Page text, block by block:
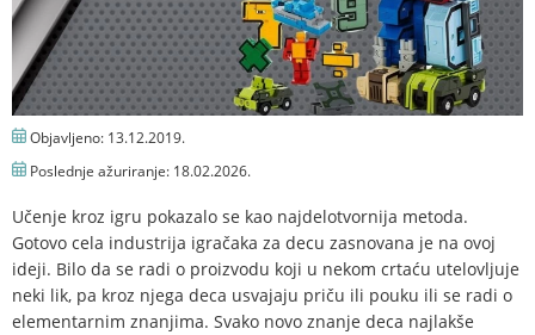
Objavljeno: 13.12.2019.
Poslednje ažuriranje: 18.02.2026.
Učenje kroz igru pokazalo se kao najdelotvornija metoda.
Gotovo cela industrija igračaka za decu zasnovana je na ovoj
ideji. Bilo da se radi o proizvodu koji u nekom crtaću utelovljuje
neki lik, pa kroz njega deca usvajaju priču ili pouku ili se radi o
elementarnim znanjima. Svako novo znanje deca najlakše